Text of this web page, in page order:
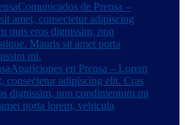
Comunicados de Prensa –
amet, consectetur adipiscing
quis eros dignissim, non
Mauris sit amet porta
mi.
Apariciones en Prensa – Lorem
consectetur adipiscing elit. Cras
dignissim, non condimentum mi
porta lorem, vehicula